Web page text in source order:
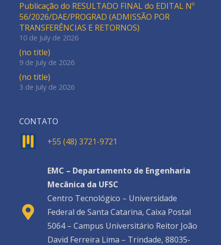
Publicação do RESULTADO FINAL do EDITAL Nº
56/2026/DAE/PROGRAD (ADMISSÃO POR
TRANSFERÊNCIAS E RETORNOS)
10 de July de 2026
(no title)
9 de July de 2026
(no title)
3 de July de 2026
CONTATO
+55 (48) 3721-9721
EMC – Departamento de Engenharia
Mecânica da UFSC
Centro Tecnológico – Universidade
Federal de Santa Catarina, Caixa Postal
5064 – Campus Universitário Reitor João
David Ferreira Lima – Trindade, 88035-